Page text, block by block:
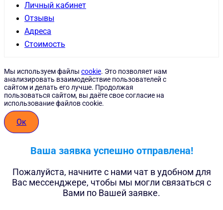
Личный кабинет
Отзывы
Адреса
Стоимость
Мы используем файлы cookie. Это позволяет нам
анализировать взаимодействие пользователей с
сайтом и делать его лучше. Продолжая
пользоваться сайтом, вы даёте свое согласие на
использование файлов cookie.
Ок
Ваша заявка успешно отправлена!
Пожалуйста, начните с нами чат в удобном для
Вас мессенджере, чтобы мы могли связаться с
Вами по Вашей заявке.